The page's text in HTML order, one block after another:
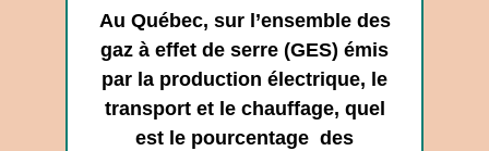
Au Québec, sur l’ensemble des
gaz à effet de serre (GES) émis
par la production électrique, le
transport et le chauffage, quel
est le pourcentage des